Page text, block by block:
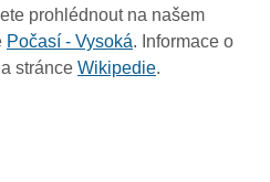
prohlédnout na našem
Počasí - Vysoká. Informace o
stránce Wikipedie.